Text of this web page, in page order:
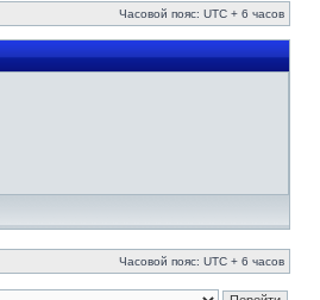
Часовой пояс: UTC + 6 часов
Часовой пояс: UTC + 6 часов